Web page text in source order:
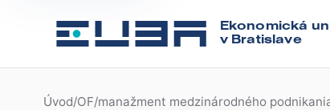
Ekonomická
v Bratislave
Úvod/OF/manažment medzinárodného